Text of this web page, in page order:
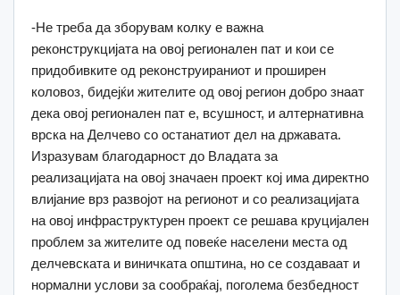
-Не треба да зборувам колку е важна
реконструкцијата на овој регионален пат и кои се
придобивките од реконструираниот и проширен
коловоз, бидејќи жителите од овој регион добро знаат
дека овој регионален пат е, всушност, и алтернативна
врска на Делчево со останатиот дел на државата.
Изразувам благодарност до Владата за
реализацијата на овој значаен проект кој има директно
влијание врз развојот на регионот и со реализацијата
на овој инфраструктурен проект се решава круцијален
проблем за жителите од повеќе населени места од
делчевската и виничката општина, но се создаваат и
нормални услови за сообраќај, поголема безбедност